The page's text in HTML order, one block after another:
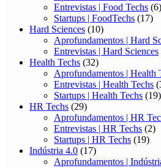
Entrevistas | Food Techs (6)
Startups | FoodTechs (17)
Hard Sciences (10)
Aprofundamentos | Hard
Entrevistas | Hard Sciences
Health Techs (32)
Aprofundamentos | Health
Entrevistas | Health Techs
Startups | Health Techs (19)
HR Techs (29)
Aprofundamentos | HR
Entrevistas | HR Techs (2)
Startups | HR Techs (19)
Indústria 4.0 (17)
Aprofundamentos |